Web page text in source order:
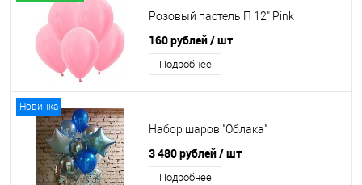
Розовый пастель П 12" Pink
160 рублей/ шт
Подробнее
Новинка
Набор шаров "Облака"
3 480 рублей/ шт
Подробнее